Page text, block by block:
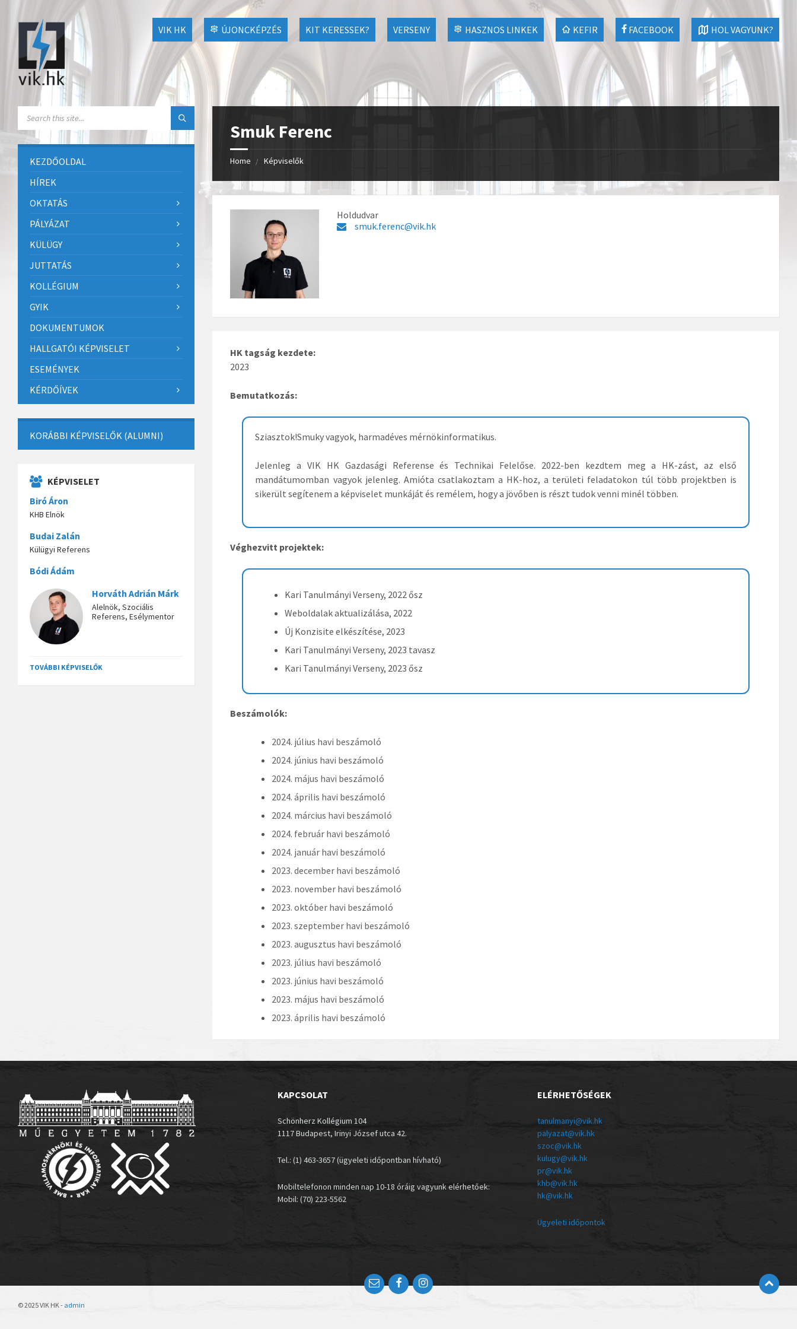
VIK HK ÚJONCKÉPZÉS KIT KERESSEK? VERSENY HASZNOS LINKEK KEFIR FACEBOOK HOL VAGYUNK?
Smuk Ferenc
Home Képviselők
Holdudvar
smuk.ferenc@vik.hk
HK tagság kezdete:
2023
Bemutatkozás:
Sziasztok!Smuky vagyok, harmadéves mérnökinformatikus.
Jelenleg a VIK HK Gazdasági Referense és Technikai Felelőse. 2022-ben kezdtem meg a HK-zást, az első
mandátumomban vagyok jelenleg. Amióta csatlakoztam a HK-hoz, a területi feladatokon túl több projektben is
sikerült segítenem a képviselet munkáját és remélem, hogy a jövőben is részt tudok venni minél többen.
Véghezvitt projektek:
Kari Tanulmányi Verseny, 2022 ősz
Weboldalak aktualizálása, 2022
Új Konzisite elkészítése, 2023
Kari Tanulmányi Verseny, 2023 tavasz
Kari Tanulmányi Verseny, 2023 ősz
Beszámolók:
2024. július havi beszámoló
2024. június havi beszámoló
2024. május havi beszámoló
2024. április havi beszámoló
2024. március havi beszámoló
2024. február havi beszámoló
2024. január havi beszámoló
2023. december havi beszámoló
2023. november havi beszámoló
2023. október havi beszámoló
2023. szeptember havi beszámoló
2023. augusztus havi beszámoló
2023. július havi beszámoló
2023. június havi beszámoló
2023. május havi beszámoló
2023. április havi beszámoló
KEZDŐOLDAL
HÍREK
OKTATÁS
PÁLYÁZAT
KÜLÜGY
JUTTATÁS
KOLLÉGIUM
GYIK
DOKUMENTUMOK
HALLGATÓI KÉPVISELET
ESEMÉNYEK
KÉRDŐÍVEK
KORÁBBI KÉPVISELŐK (ALUMNI)
KÉPVISELET
Biró Áron
KHB Elnök
Budai Zalán
Külügyi Referens
Bódi Ádám
Horváth Adrián Márk
Alelnök, Szociális
Referens, Esélymentor
TOVÁBBI KÉPVISELŐK
KAPCSOLAT
Schönherz Kollégium 104
1117 Budapest, Irinyi József utca 42.
Tel.: (1) 463-3657 (ügyeleti időpontban hívható)
Mobiltelefonon minden nap 10-18 óráig vagyunk elérhetőek:
Mobil: (70) 223-5562
ELÉRHETŐSÉGEK
tanulmanyi@vik.hk
palyazat@vik.hk
szoc@vik.hk
kulugy@vik.hk
pr@vik.hk
khb@vik.hk
hk@vik.hk
Ügyeleti időpontok
© 2025 VIK HK - admin